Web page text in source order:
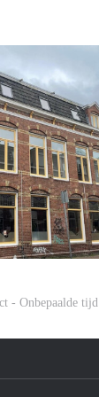
- Onbepaalde tijd